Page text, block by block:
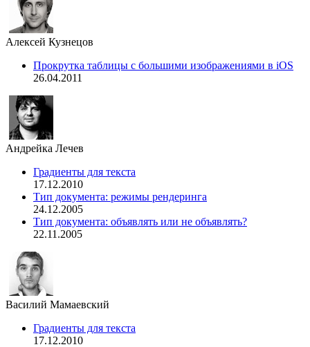
Алексей Кузнецов
Прокрутка таблицы с большими изображениями в iOS
26.04.2011
Андрейка Лечев
Градиенты для текста
17.12.2010
Тип документа: режимы рендеринга
24.12.2005
Тип документа: объявлять или не объявлять?
22.11.2005
Василий Мамаевский
Градиенты для текста
17.12.2010